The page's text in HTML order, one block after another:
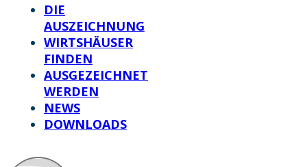
DIE
AUSZEICHNUNG
WIRTSHÄUSER
FINDEN
AUSGEZEICHNET
WERDEN
NEWS
DOWNLOADS